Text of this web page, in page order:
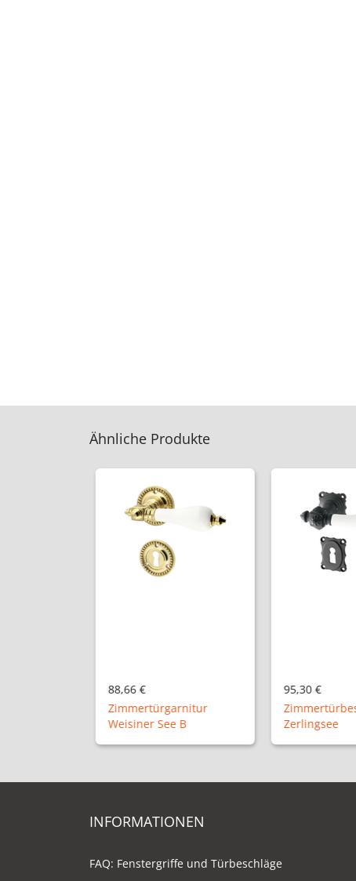
Ähnliche Produkte
95,30 €
Zimmertürbeschlag
Zerlingsee
92,66 €
Weisiner See N
INFORMATIONEN
FAQ: Fenstergriffe und Türbeschläge